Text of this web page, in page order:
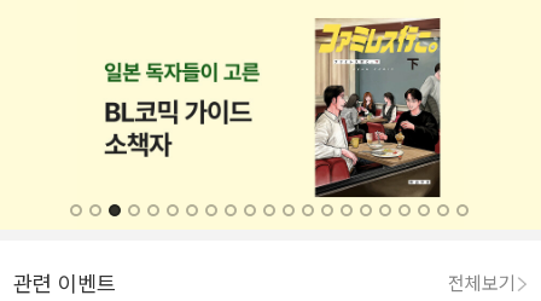
관련 이벤트 전체보기